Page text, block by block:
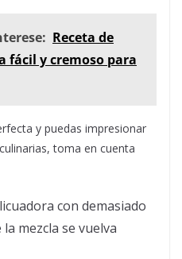
Receta de
fácil y cremoso para
y puedas impresionar
toma en cuenta
con demasiado
mezcla se vuelva